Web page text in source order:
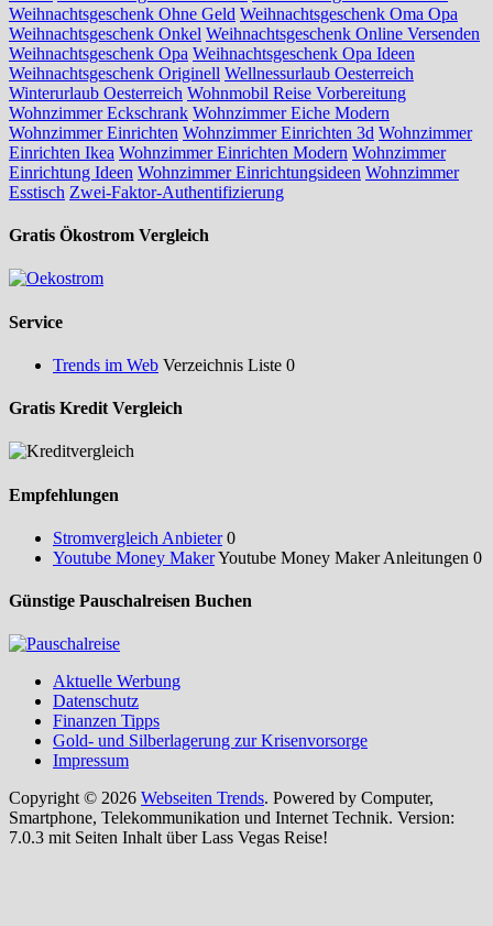
Weihnachtsgeschenk Ohne Geld Weihnachtsgeschenk Oma Opa
Weihnachtsgeschenk Onkel Weihnachtsgeschenk Online Versenden
Weihnachtsgeschenk Opa Weihnachtsgeschenk Opa Ideen
Weihnachtsgeschenk Originell Wellnessurlaub Oesterreich
Winterurlaub Oesterreich Wohnmobil Reise Vorbereitung
Wohnzimmer Eckschrank Wohnzimmer Eiche Modern
Wohnzimmer Einrichten Wohnzimmer Einrichten 3d Wohnzimmer
Einrichten Ikea Wohnzimmer Einrichten Modern Wohnzimmer
Einrichtung Ideen Wohnzimmer Einrichtungsideen Wohnzimmer
Esstisch Zwei-Faktor-Authentifizierung
Gratis Ökostrom Vergleich
Service
Trends im Web Verzeichnis Liste 0
Gratis Kredit Vergleich
Empfehlungen
Stromvergleich Anbieter0
Youtube Money MakerYoutube Money Maker Anleitungen 0
Günstige Pauschalreisen Buchen
Aktuelle Werbung
Datenschutz
Finanzen Tipps
Gold- und Silberlagerung zur Krisenvorsorge
Impressum
Copyright © 2026 Webseiten Trends. Powered by Computer,
Smartphone, Telekommunikation und Internet Technik. Version:
7.0.3 mit Seiten Inhalt über Lass Vegas Reise!